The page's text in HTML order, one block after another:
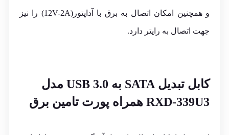
و همچنین امکان اتصال به برق با آداپتور(12V-2A) را نیز
جهت اتصال به رایتر دارد.
کابل تبدیل SATA
به USB 3.0 مدل
RXD-339U3 همراه پورت تامین برق